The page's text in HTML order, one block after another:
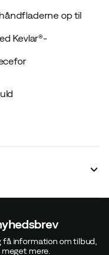
op til
Kevlar®-
få information om tilbud,
mere.